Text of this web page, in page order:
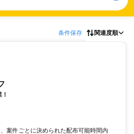
条件保存 関連度順
案件ごとに決められた配布可能時間内